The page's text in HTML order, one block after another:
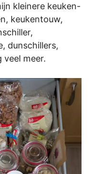
kleinere keuken-
keukentouw,
dunschillers,
veel meer.